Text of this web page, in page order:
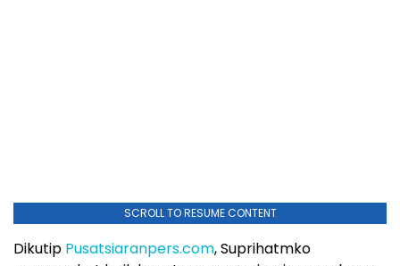
SCROLL TO RESUME CONTENT
Dikutip Pusatsiaranpers.com, Suprihatmko